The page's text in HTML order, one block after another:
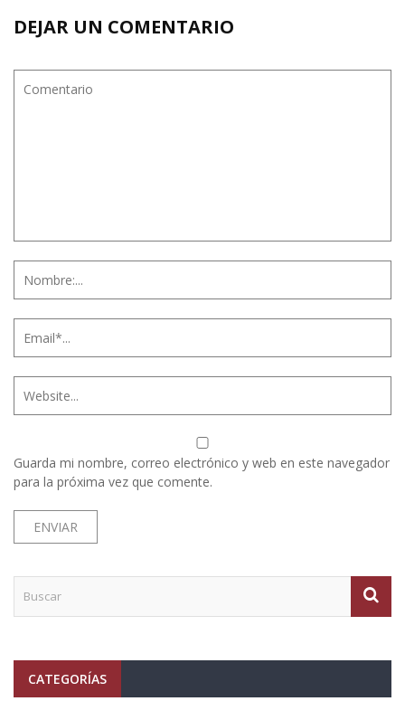
DEJAR UN COMENTARIO
Guarda mi nombre, correo electrónico y web en este navegador
para la próxima vez que comente.
CATEGORÍAS